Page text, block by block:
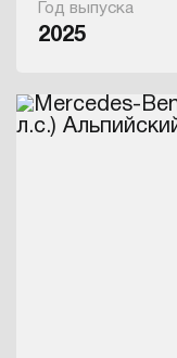
Год выпуска
2025